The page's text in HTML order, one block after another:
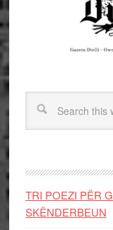
TRI POEZI PËR
SKËNDERBEUN